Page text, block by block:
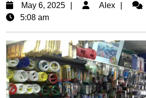
May 6, 2025
May
Alex Alex
5:08 am